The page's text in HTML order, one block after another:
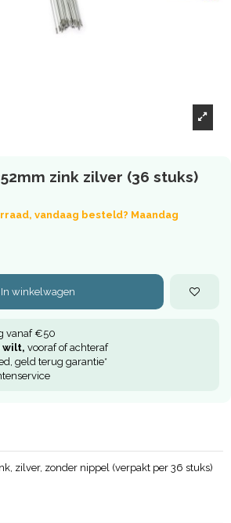
zink zilver (36 stuks)
vandaag besteld? Maandag
In winkelwagen
vanaf €50
wilt, vooraf of achteraf
geld terug garantie*
zilver, zonder nippel (verpakt per 36 stuks)